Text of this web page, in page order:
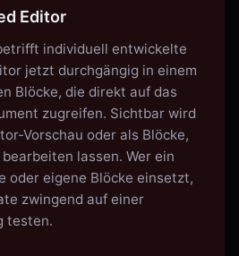
Editor
individuell entwickelte
jetzt durchgängig in einem
Blöcke, die direkt auf das
zugreifen. Sichtbar wird
Vorschau oder als Blöcke,
lassen. Wer ein
oder eigene Blöcke einsetzt,
zwingend auf einer
testen.